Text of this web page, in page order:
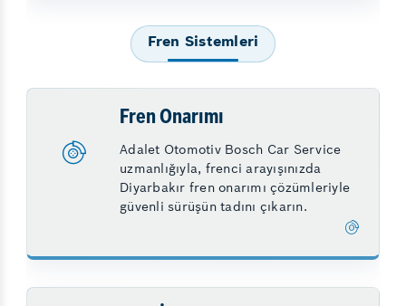
Fren Sistemleri
Fren Onarımı
Adalet Otomotiv Bosch Car Service
uzmanlığıyla, frenci arayışınızda
Diyarbakır fren onarımı çözümleriyle
güvenli sürüşün tadını çıkarın.